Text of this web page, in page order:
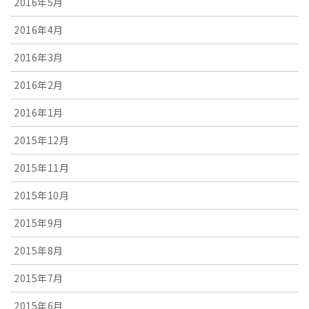
2016年4月
2016年3月
2016年2月
2016年1月
2015年12月
2015年11月
2015年10月
2015年9月
2015年8月
2015年7月
2015年6月